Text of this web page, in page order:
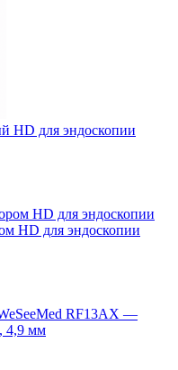
HD для эндоскопии
HD для эндоскопии